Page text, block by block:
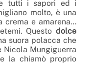
tutti i sapori ed i
molto, è una
crema e amarena…
Questo dolce
suora polacca che
Mungiguerra
la chiamò proprio